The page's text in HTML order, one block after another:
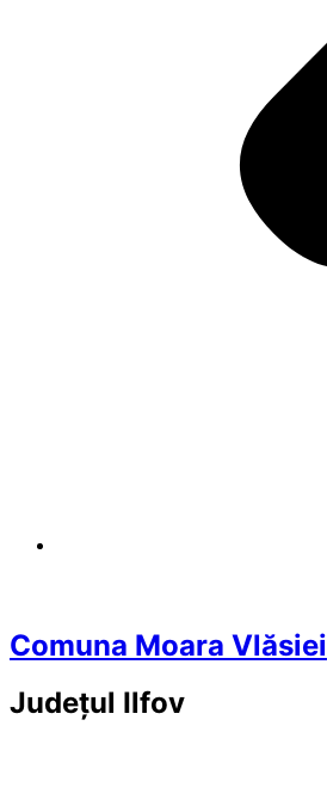
Comuna Moara Vlăsiei
Județul Ilfov